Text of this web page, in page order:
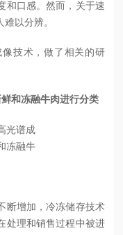
和口感。然而，关于速
以分辨。
技术，做了相关的研
和冻融牛肉进行分类
断增加，冷冻储存技术
处理和销售过程中被进